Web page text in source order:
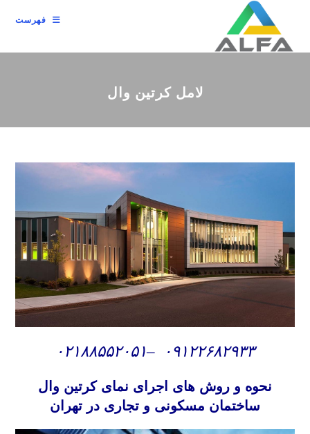
محتوا
فهرست
لامل کرتین وال
۰۹۱۲۲۶۸۲۹۳۳ –۰۲۱۸۸۵۵۲۰۵۱
نحوه و روش های اجرای نمای کرتین وال
ساختمان مسکونی و تجاری در تهران